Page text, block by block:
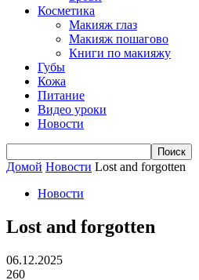
Косметика
Макияж глаз
Макияж пошагово
Книги по макияжу
Губы
Кожа
Питание
Видео уроки
Новости
Домой Новости Lost and forgotten
Новости
Lost and forgotten
06.12.2025
260